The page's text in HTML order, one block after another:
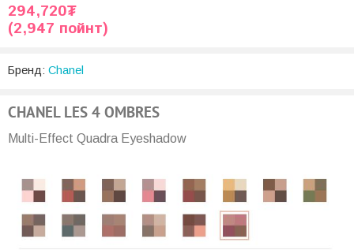
294,720₮
(2,947 пойнт)
Бренд: Chanel
CHANEL LES 4 OMBRES
Multi-Effect Quadra Eyeshadow